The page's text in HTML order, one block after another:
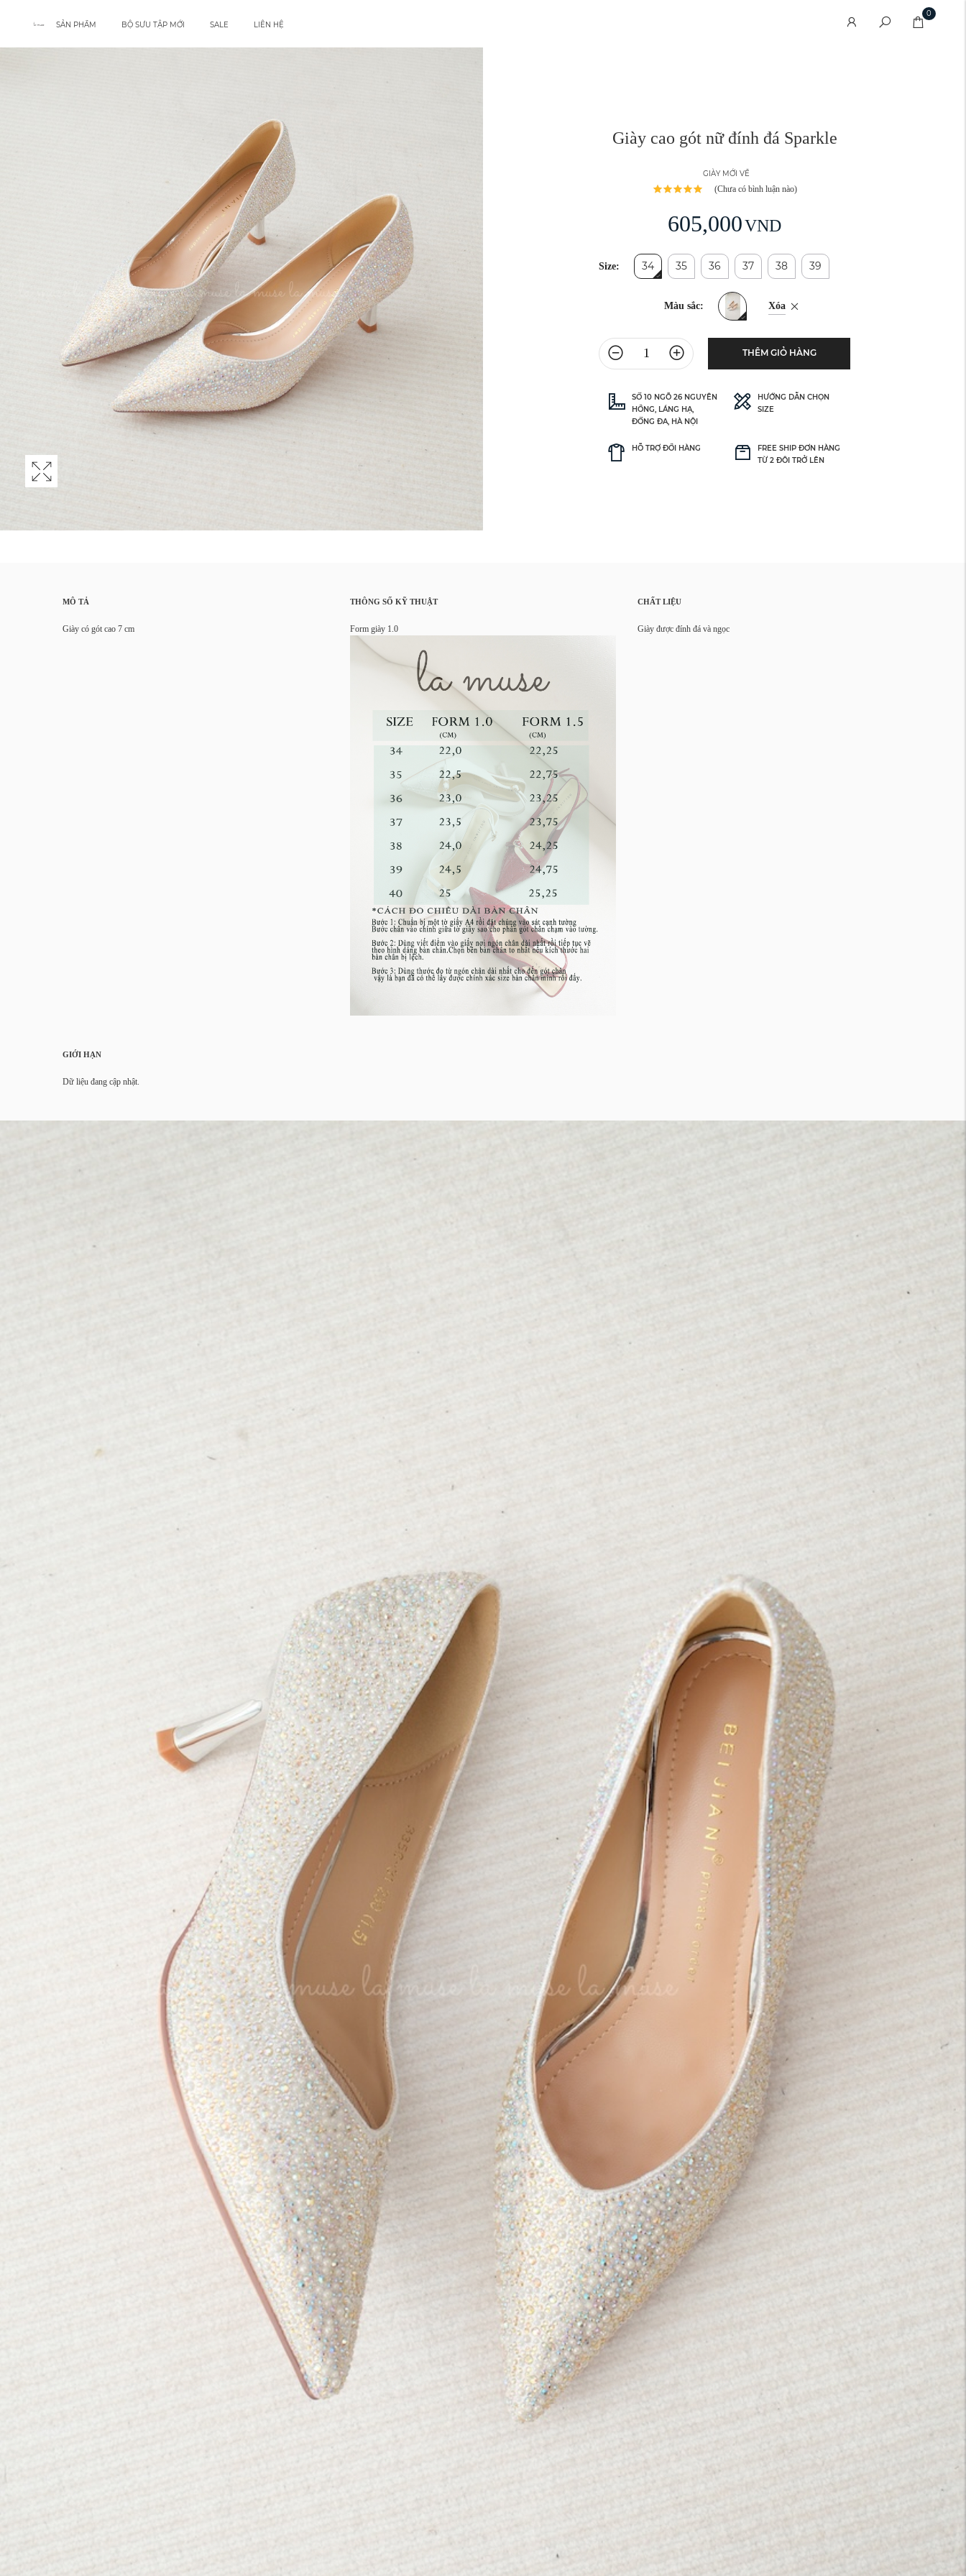
SẢN PHẨM BỘ SƯU TẬP MỚI SALE LIÊN HỆ
0
Giày cao gót nữ đính đá Sparkle
GIÀY MỚI VỀ
(Chưa có bình luận nào)
605,000VND
Size: 34 35 36 37 38 39
Màu sắc: Xóa
THÊM GIỎ HÀNG
SỐ 10 NGÕ 26 NGUYÊN
HỒNG, LÁNG HẠ,
ĐỐNG ĐA, HÀ NỘI
HƯỚNG DẪN CHỌN
SIZE
HỖ TRỢ ĐỔI HÀNG
FREE SHIP ĐƠN HÀNG
TỪ 2 ĐÔI TRỞ LÊN
MÔ TẢ
Giày có gót cao 7 cm
THÔNG SỐ KỸ THUẬT
Form giày 1.0
CHẤT LIỆU
Giày được đính đá và ngọc
GIỚI HẠN
Dữ liệu đang cập nhật.